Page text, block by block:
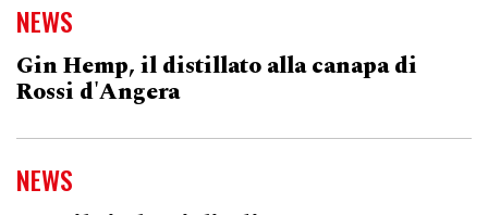
NEWS
Gin Hemp, il distillato alla canapa di
Rossi d'Angera
NEWS